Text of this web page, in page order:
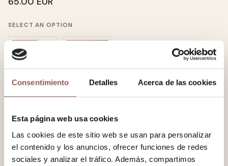
Consentimiento Detalles Acerca de las cookies
Esta página web usa cookies
Las cookies de este sitio web se usan para personalizar
el contenido y los anuncios, ofrecer funciones de redes
sociales y analizar el tráfico. Además, compartimos
SELECT AN OPTION
− + SELECT AN OPTION